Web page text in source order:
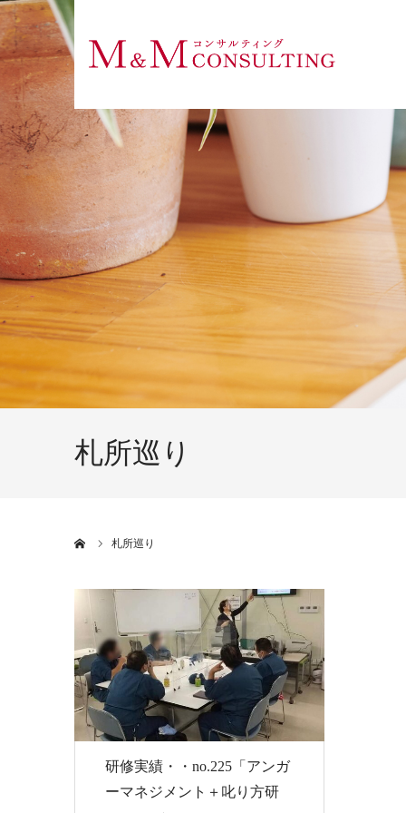
札所巡り
札所巡り
研修実績・・no.225「アンガ
ーマネジメント＋叱り方研